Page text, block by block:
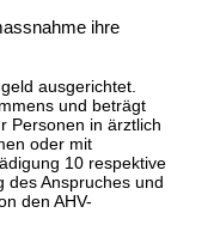
ihre
ausgerichtet.
und beträgt
Personen in ärztlich
oder mit
10 respektive
des Anspruches und
den AHV-